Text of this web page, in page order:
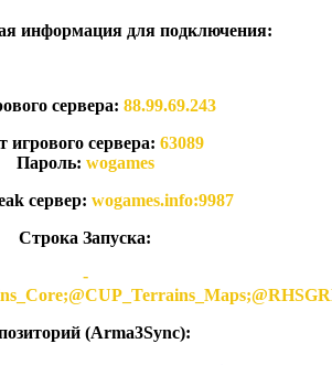
информация для подключения:
сервера: 88.99.69.243
игрового сервера: 63089
Пароль: wogames
сервер: wogames.info:9987
Строка Запуска:
-
(Arma3Synс):